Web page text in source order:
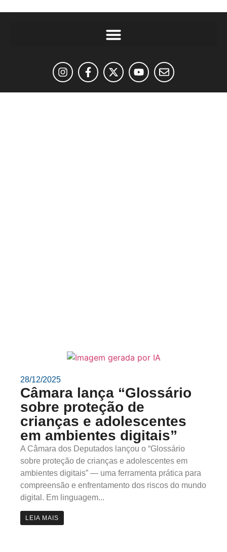
28/12/2025
Câmara lança “Glossário
sobre proteção de
crianças e adolescentes
em ambientes digitais”
A Câmara dos Deputados lançou o “Glossário
sobre proteção de crianças e adolescentes em
ambientes digitais” — uma ferramenta prática para
compreensão e enfrentamento dos riscos do mundo
digital. Em linguagem...
LEIA MAIS